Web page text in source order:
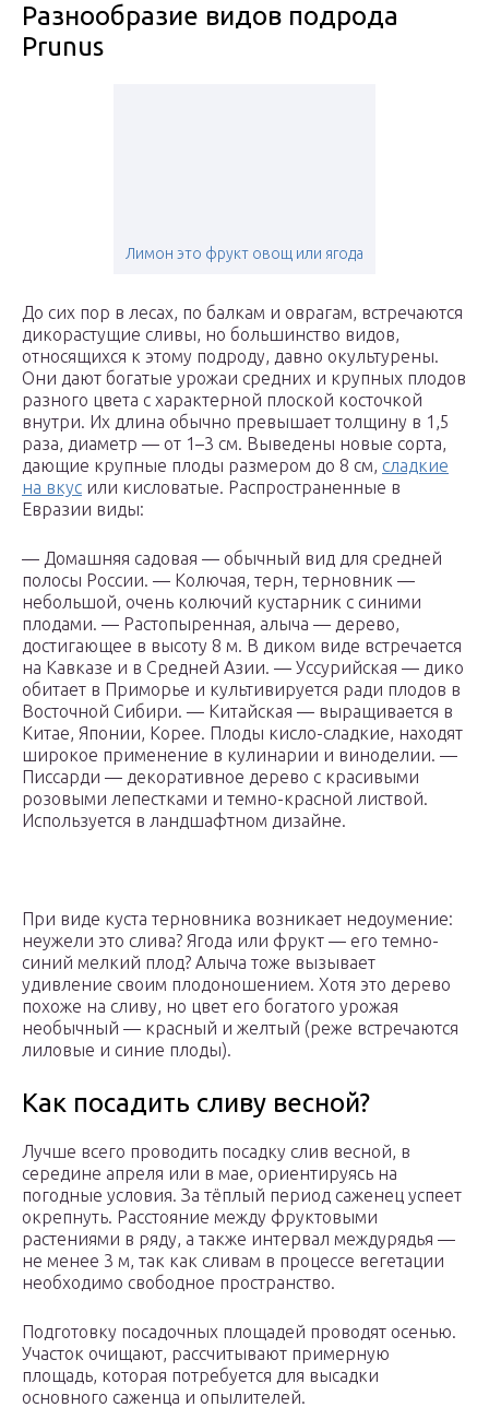
Разнообразие видов подрода
Prunus
Лимон это фрукт овощ или ягода
До сих пор в лесах, по балкам и оврагам, встречаются
дикорастущие сливы, но большинство видов,
относящихся к этому подроду, давно окультурены.
Они дают богатые урожаи средних и крупных плодов
разного цвета с характерной плоской косточкой
внутри. Их длина обычно превышает толщину в 1,5
раза, диаметр — от 1–3 см. Выведены новые сорта,
дающие крупные плоды размером до 8 см, сладкие
на вкус или кисловатые. Распространенные в
Евразии виды:
— Домашняя садовая — обычный вид для средней
полосы России. — Колючая, терн, терновник —
небольшой, очень колючий кустарник с синими
плодами. — Растопыренная, алыча — дерево,
достигающее в высоту 8 м. В диком виде встречается
на Кавказе и в Средней Азии. — Уссурийская — дико
обитает в Приморье и культивируется ради плодов в
Восточной Сибири. — Китайская — выращивается в
Китае, Японии, Корее. Плоды кисло-сладкие, находят
широкое применение в кулинарии и виноделии. —
Писсарди — декоративное дерево с красивыми
розовыми лепестками и темно-красной листвой.
Используется в ландшафтном дизайне.
При виде куста терновника возникает недоумение:
неужели это слива? Ягода или фрукт — его темно-
синий мелкий плод? Алыча тоже вызывает
удивление своим плодоношением. Хотя это дерево
похоже на сливу, но цвет его богатого урожая
необычный — красный и желтый (реже встречаются
лиловые и синие плоды).
Как посадить сливу весной?
Лучше всего проводить посадку слив весной, в
середине апреля или в мае, ориентируясь на
погодные условия. За тёплый период саженец успеет
окрепнуть. Расстояние между фруктовыми
растениями в ряду, а также интервал междурядья —
не менее 3 м, так как сливам в процессе вегетации
необходимо свободное пространство.
Подготовку посадочных площадей проводят осенью.
Участок очищают, рассчитывают примерную
площадь, которая потребуется для высадки
основного саженца и опылителей.